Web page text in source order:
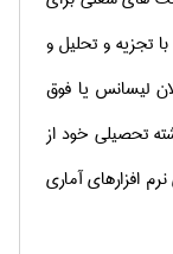
تجزیه و تحلیل و
لیسانس یا فوق
تحصیلی خود از
افزارهای آماری